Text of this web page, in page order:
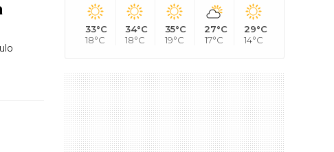
33°C
18°C
34°C
18°C
35°C
19°C
27°C
17°C
29°C
14°C